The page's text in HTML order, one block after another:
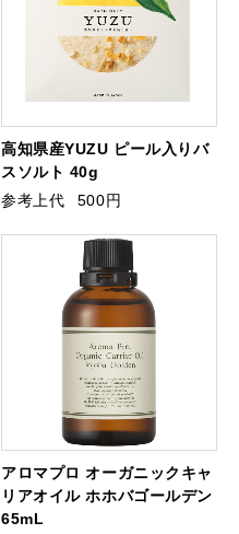
高知県産YUZU ピール入りバ
スソルト 40g
参考上代
500円
アロマプロ オーガニックキャ
リアオイル ホホバゴールデン
65mL